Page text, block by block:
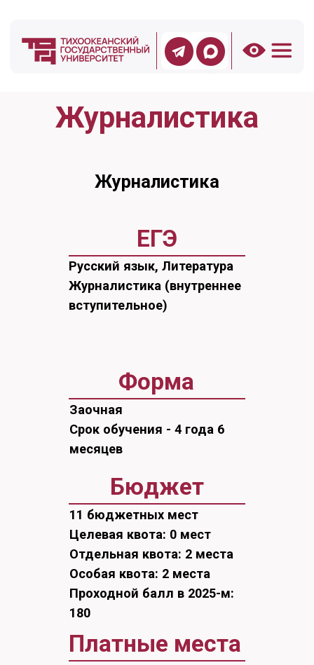
Журналистика
ЕГЭ
Форма
Платные места
Русский язык, Литература
Заочная
Срок обучения - 4 года 6
Целевая квота: 0 мест
Отдельная квота: 2 места
Особая квота: 2 места
Проходной балл в 2025-м:
4 платных мест
Проходной балл в 2025-м:
Программа «Журналистика»
высококвалифицированных
специалистов для работы в
электронных и печатных СМИ, в
издательствах широкого профиля.